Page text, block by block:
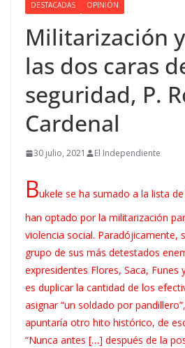
DESTACADAS OPINIÓN
Militarización
las dos caras
seguridad, P.
Cardenal
30 julio, 2021 El Independiente
Bukele se ha sumado a la lista
han optado por la militarización
violencia social. Paradójicamente,
grupo de sus más detestados
expresidentes Flores, Saca, Funes
es duplicar la cantidad de los
asignar “un soldado por
apuntaría otro hito histórico, de
“Nunca antes […] después de la